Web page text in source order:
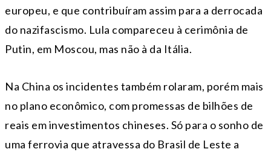
europeu, e que contribuíram assim para a derrocada
do nazifascismo. Lula compareceu à cerimônia de
Putin, em Moscou, mas não à da Itália.
Na China os incidentes também rolaram, porém mais
no plano econômico, com promessas de bilhões de
reais em investimentos chineses. Só para o sonho de
uma ferrovia que atravessa do Brasil de Leste a